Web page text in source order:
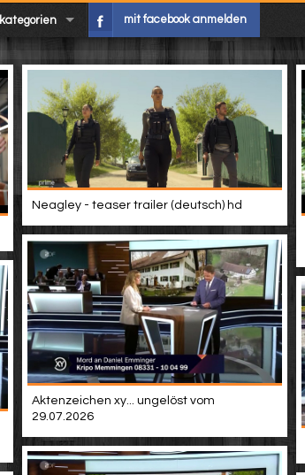
kategorien mit facebook anmelden
Neagley - teaser trailer (deutsch) hd
Aktenzeichen xy... ungelöst vom
29.07.2026